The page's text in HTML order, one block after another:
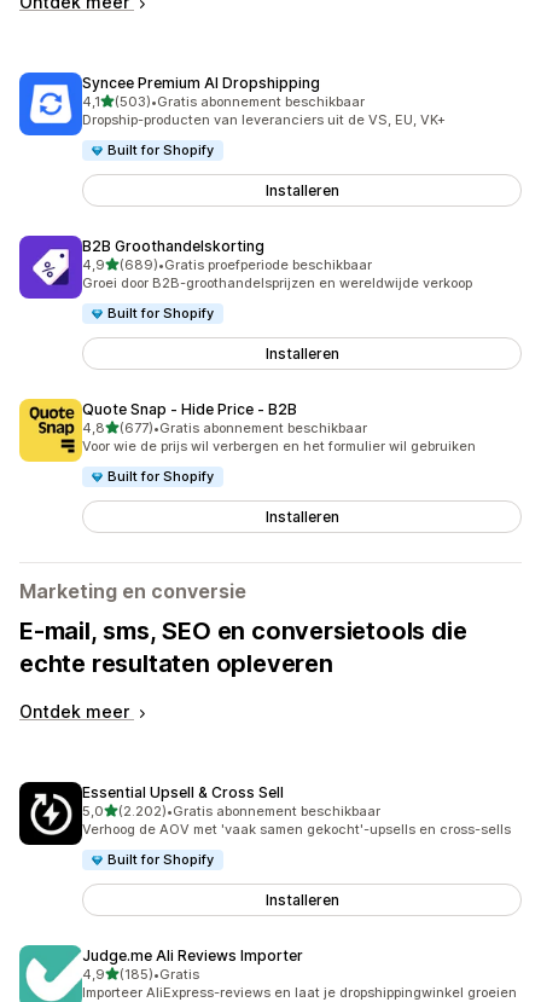
Syncee Premium AI Dropshipping
4,1van 5 sterren
(503)
503 recensies in totaal
•Gratis abonnement beschikbaar
Dropship-producten van leveranciers uit de VS, EU, VK+
Built for Shopify
Installeren
B2B Groothandelskorting
4,9van 5 sterren
(689)
689 recensies in totaal
•Gratis proefperiode beschikbaar
Groei door B2B-groothandelsprijzen en wereldwijde verkoop
Built for Shopify
Installeren
Quote Snap ‑ Hide Price ‑ B2B
4,8van 5 sterren
(677)
677 recensies in totaal
•Gratis abonnement beschikbaar
Voor wie de prijs wil verbergen en het formulier wil gebruiken
Built for Shopify
Installeren
Marketing en conversie
E-mail, sms, SEO en conversietools die
echte resultaten opleveren
Ontdek meer
Essential Upsell & Cross Sell
5,0van 5 sterren
(2.202)
2202 recensies in totaal
•Gratis abonnement beschikbaar
Verhoog de AOV met 'vaak samen gekocht'-upsells en cross-sells
Built for Shopify
Installeren
Judge.me Ali Reviews Importer
4,9van 5 sterren
(185)
185 recensies in totaal
•Gratis
Importeer AliExpress-reviews en laat je dropshippingwinkel groeien